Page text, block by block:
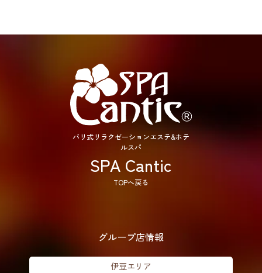
バリ式リラクゼーションエステ&ホテ
ルスパ
SPA Cantic
TOPへ戻る
グループ店情報
伊豆エリア